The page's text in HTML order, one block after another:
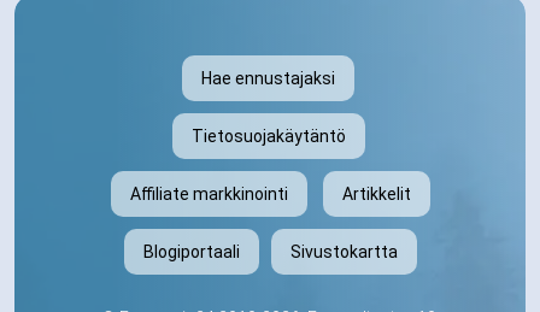
Hae ennustajaksi
Tietosuojakäytäntö
Affiliate markkinointi Artikkelit
Blogiportaali Sivustokartta